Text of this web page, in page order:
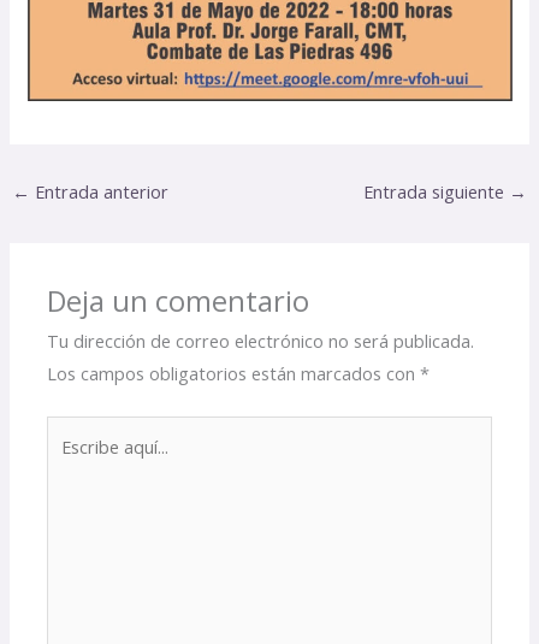
← Entrada anterior Entrada siguiente →
Deja un comentario
Tu dirección de correo electrónico no será publicada.
Los campos obligatorios están marcados con*